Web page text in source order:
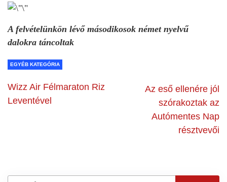
A felvételünkön lévő másodikosok német nyelvű
dalokra táncoltak
EGYÉB KATEGÓRIA
Wizz Air Félmaraton Riz
Leventével
Az eső ellenére jól
szórakoztak az
Autómentes Nap
résztvevői